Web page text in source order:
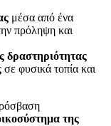
μέσα από ένα
πρόληψη και
δραστηριότητας
σε φυσικά τοπία και
της